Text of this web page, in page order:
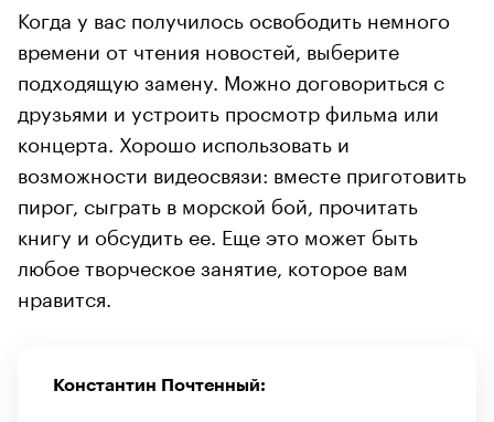
Когда у вас получилось освободить немного
времени от чтения новостей, выберите
подходящую замену. Можно договориться с
друзьями и устроить просмотр фильма или
концерта. Хорошо использовать и
возможности видеосвязи: вместе приготовить
пирог, сыграть в морской бой, прочитать
книгу и обсудить ее. Еще это может быть
любое творческое занятие, которое вам
нравится.
Константин Почтенный: